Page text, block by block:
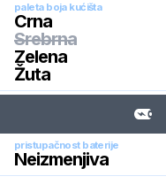
paleta boja kućišta
Crna
Srebrna
Zelena
Žuta
pristupačnost baterije
Neizmenjiva